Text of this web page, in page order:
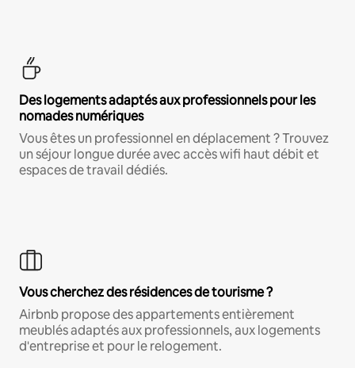
Des logements adaptés aux professionnels pour les
nomades numériques
Vous êtes un professionnel en déplacement ? Trouvez
un séjour longue durée avec accès wifi haut débit et
espaces de travail dédiés.
Vous cherchez des résidences de tourisme ?
Airbnb propose des appartements entièrement
meublés adaptés aux professionnels, aux logements
d'entreprise et pour le relogement.